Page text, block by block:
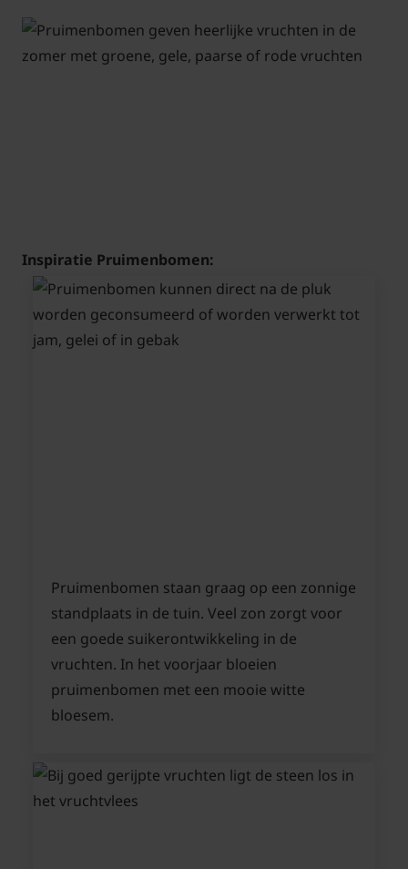
Inspiratie Pruimenbomen:
Pruimenbomen staan graag op een zonnige
standplaats in de tuin. Veel zon zorgt voor
een goede suikerontwikkeling in de
vruchten. In het voorjaar bloeien
pruimenbomen met een mooie witte
bloesem.